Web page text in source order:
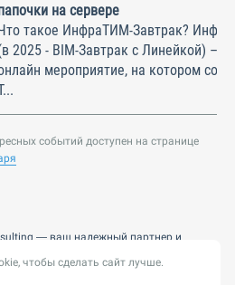
на сервере
такое ИнфраТИМ-Завтрак?
2025 - BIM-Завтрак с Линейкой) –
мероприятие, на котором
событий доступен на странице
— ваш надежный партнер и
ИИ. Внедряем и оптимизируем
чтобы сделать сайт лучше.